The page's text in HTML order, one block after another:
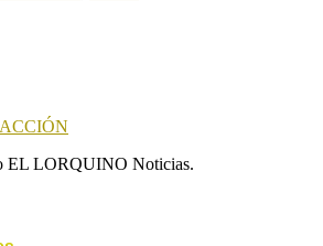
EL LORQUINO Noticias.